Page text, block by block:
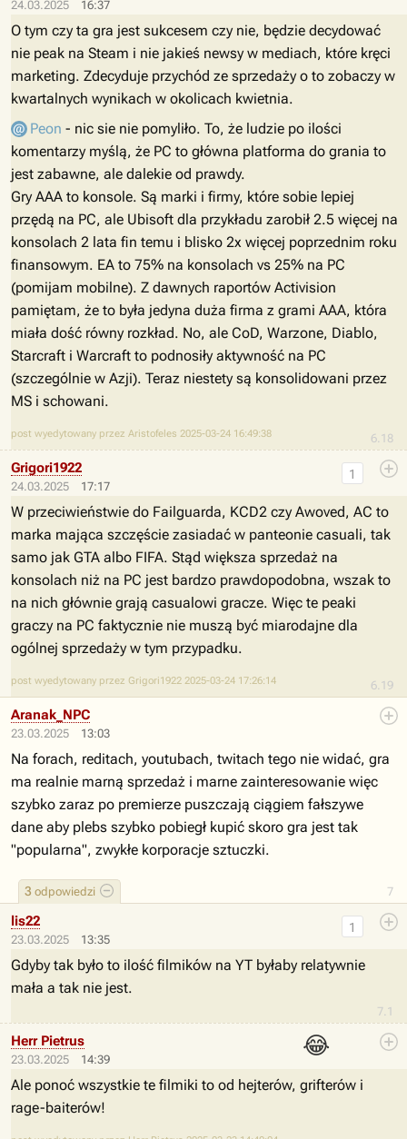
24.03.2025 16:37
6.18
O tym czy ta gra jest sukcesem czy nie, będzie decydować
nie peak na Steam i nie jakieś newsy w mediach, które kręci
marketing. Zdecyduje przychód ze sprzedaży o to zobaczy w
kwartalnych wynikach w okolicach kwietnia.
Peon - nic sie nie pomyliło. To, że ludzie po ilości
komentarzy myślą, że PC to główna platforma do grania to
jest zabawne, ale dalekie od prawdy.
Gry AAA to konsole. Są marki i firmy, które sobie lepiej
przędą na PC, ale Ubisoft dla przykładu zarobił 2.5 więcej na
konsolach 2 lata fin temu i blisko 2x więcej poprzednim roku
finansowym. EA to 75% na konsolach vs 25% na PC
(pomijam mobilne). Z dawnych raportów Activision
pamiętam, że to była jedyna duża firma z grami AAA, która
miała dość równy rozkład. No, ale CoD, Warzone, Diablo,
Starcraft i Warcraft to podnosiły aktywność na PC
(szczególnie w Azji). Teraz niestety są konsolidowani przez
MS i schowani.
post wyedytowany przez Aristofeles 2025-03-24 16:49:38
24.03.2025 17:17
6.19
1
Grigori1922
W przeciwieństwie do Failguarda, KCD2 czy Awoved, AC to
marka mająca szczęście zasiadać w panteonie casuali, tak
samo jak GTA albo FIFA. Stąd większa sprzedaż na
konsolach niż na PC jest bardzo prawdopodobna, wszak to
na nich głównie grają casualowi gracze. Więc te peaki
graczy na PC faktycznie nie muszą być miarodajne dla
ogólnej sprzedaży w tym przypadku.
post wyedytowany przez Grigori1922 2025-03-24 17:26:14
23.03.2025 13:03
7
3 odpowiedzi
Aranak_NPC
Na forach, reditach, youtubach, twitach tego nie widać, gra
ma realnie marną sprzedaż i marne zainteresowanie więc
szybko zaraz po premierze puszczają ciągiem fałszywe
dane aby plebs szybko pobiegł kupić skoro gra jest tak
"popularna", zwykłe korporacje sztuczki.
23.03.2025 13:35
7.1
1
lis22
Gdyby tak było to ilość filmików na YT byłaby relatywnie
mała a tak nie jest.
23.03.2025 14:39
😂
Herr Pietrus
Ale ponoć wszystkie te filmiki to od hejterów, grifterów i
rage-baiterów!